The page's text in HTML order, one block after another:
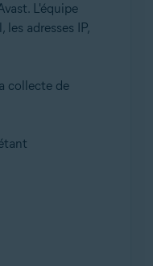
L'équipe
adresses IP,
collecte de